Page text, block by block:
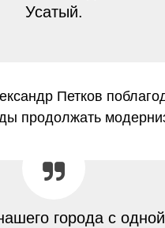
Усатый.
Петков
продолжать
города с